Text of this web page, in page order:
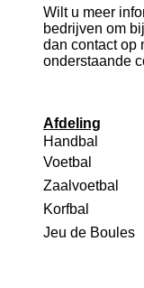
Wilt u meer
bedrijven om
dan contact op
onderstaande
Afdeling
Handbal
Voetbal
Zaalvoetbal
Korfbal
Jeu de Boules